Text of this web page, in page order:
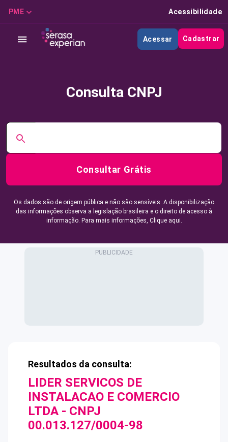
PME Acessibilidade
Acessar Cadastrar
Consulta CNPJ
Consultar Grátis
Os dados são de origem pública e não são sensíveis. A disponibilização
das informações observa a legislação brasileira e o direito de acesso à
informação. Para mais informações, Clique aqui.
Resultados da consulta:
LIDER SERVICOS DE
INSTALACAO E COMERCIO
LTDA - CNPJ
00.013.127/0004-98